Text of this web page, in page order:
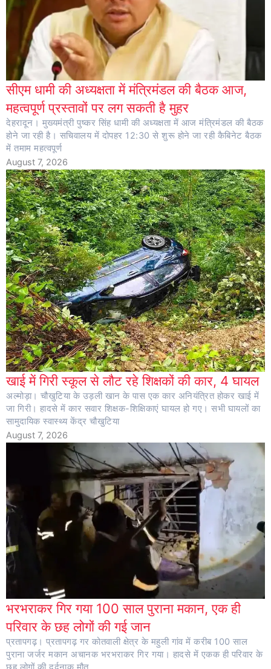
सीएम धामी की अध्यक्षता में मंत्रिमंडल की बैठक आज,
महत्वपूर्ण प्रस्तावों पर लग सकती है मुहर
देहरादून। मुख्यमंत्री पुष्कर सिंह धामी की अध्यक्षता में आज मंत्रिमंडल की बैठक
होने जा रही है। सचिवालय में दोपहर 12:30 से शुरू होने जा रही कैबिनेट बैठक
में तमाम महत्वपूर्ण
August 7, 2026
खाई में गिरी स्कूल से लौट रहे शिक्षकों की कार, 4 घायल
अल्मोड़ा। चौखुटिया के उड़ली खान के पास एक कार अनियंत्रित होकर खाई में
जा गिरी। हादसे में कार सवार शिक्षक-शिक्षिकाएं घायल हो गए। सभी घायलों का
सामुदायिक स्वास्थ्य केंद्र चौखुटिया
August 7, 2026
भरभराकर गिर गया 100 साल पुराना मकान, एक ही
परिवार के छह लोगों की गई जान
प्रतापगढ़। प्रतापगढ़ गर कोतवाली क्षेत्र के महुली गांव में करीब 100 साल
पुराना जर्जर मकान अचानक भरभराकर गिर गया। हादसे में एकक ही परिवार के